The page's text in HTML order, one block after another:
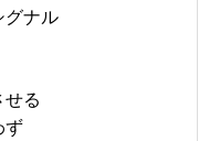
グナル
せる
ず